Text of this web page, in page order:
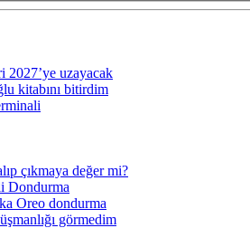
uzayacak
kitabını bitirdim
çıkmaya değer mi?
Dondurma
Oreo dondurma
görmedim